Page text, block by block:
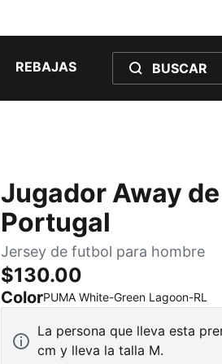
REBAJAS BUSCAR
Jugador Away de
Portugal
Jersey de futbol para hombre
$130.00
ColorPUMA White-Green Lagoon-RL
La persona que lleva esta
cm y lleva la talla M.